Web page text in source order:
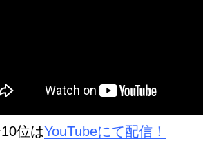
位はYouTubeにて配信！